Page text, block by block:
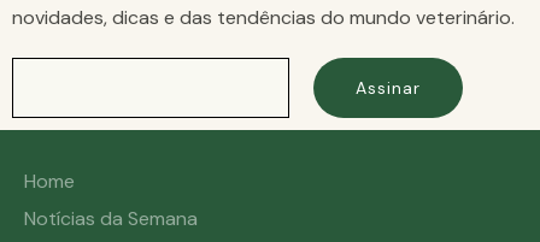
novidades, dicas e das tendências do mundo veterinário.
Assinar
Home
Notícias da Semana